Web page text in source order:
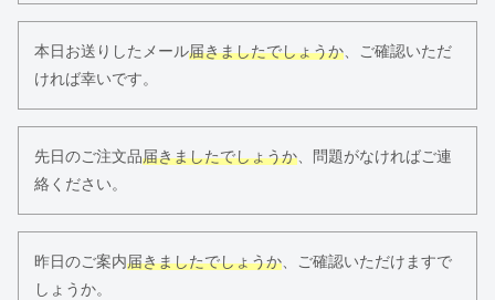
本日お送りしたメール届きましたでしょうか、ご確認いただ
ければ幸いです。
先日のご注文品届きましたでしょうか、問題がなければご連
絡ください。
昨日のご案内届きましたでしょうか、ご確認いただけますで
しょうか。